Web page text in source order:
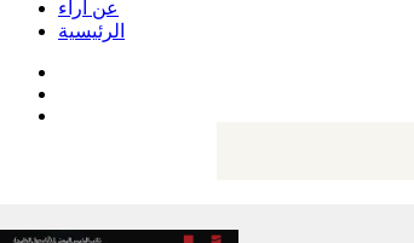
عن آراء
الرئيسية